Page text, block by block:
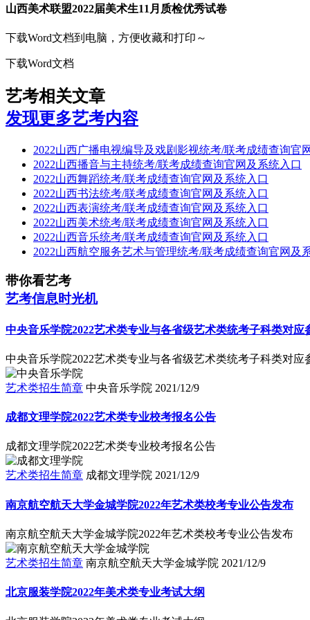
山西美术联盟2022届美术生11月质检优秀试卷
下载Word文档到电脑，方便收藏和打印～
下载Word文档
艺考相关文章
发现更多艺考内容
2022山西广播电视编导及戏剧影视统考/联考成绩查询官
2022山西播音与主持统考/联考成绩查询官网及系统入口
2022山西舞蹈统考/联考成绩查询官网及系统入口
2022山西书法统考/联考成绩查询官网及系统入口
2022山西表演统考/联考成绩查询官网及系统入口
2022山西美术统考/联考成绩查询官网及系统入口
2022山西音乐统考/联考成绩查询官网及系统入口
2022山西航空服务艺术与管理统考/联考成绩查询官网及
带你看艺考
艺考信息时光机
中央音乐学院2022艺术类专业与各省级艺术类统考子科类对应
中央音乐学院2022艺术类专业与各省级艺术类统考子科类对应
艺术类招生简章 中央音乐学院 2021/12/9
成都文理学院2022艺术类专业校考报名公告
成都文理学院2022艺术类专业校考报名公告
艺术类招生简章 成都文理学院 2021/12/9
南京航空航天大学金城学院2022年艺术类校考专业公告发布
南京航空航天大学金城学院2022年艺术类校考专业公告发布
艺术类招生简章 南京航空航天大学金城学院 2021/12/9
北京服装学院2022年美术类专业考试大纲